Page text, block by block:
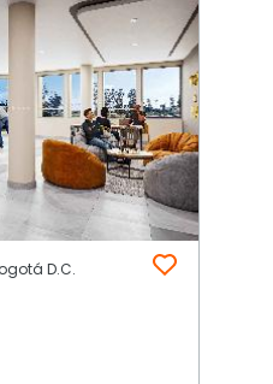
D.C.